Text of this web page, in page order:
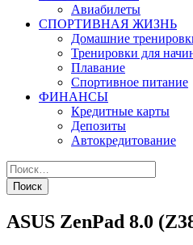
Авиабилеты
СПОРТИВНАЯ ЖИЗНЬ
Домашние
Тренировки для
Плавание
Спортивное питание
ФИНАНСЫ
Кредитные карты
Депозиты
Автокредитование
ASUS ZenPad 8.0